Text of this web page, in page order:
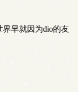
早就因为dio的友